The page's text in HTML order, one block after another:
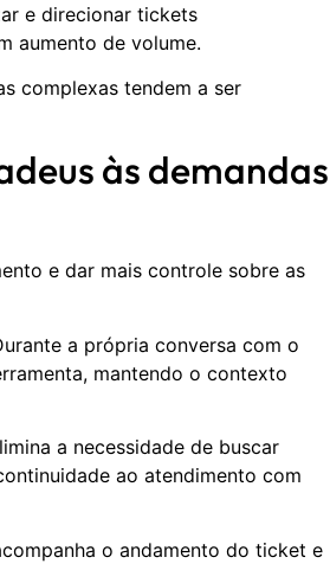
e direcionar tickets
aumento de volume.
complexas tendem a ser
às demandas
e dar mais controle sobre as
a própria conversa com o
mantendo o contexto
a necessidade de buscar
ao atendimento com
o andamento do ticket e